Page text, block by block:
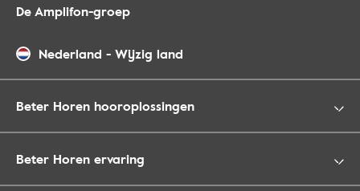
De Amplifon-groep
Nederland - Wijzig land
Beter Horen hooroplossingen
Beter Horen ervaring